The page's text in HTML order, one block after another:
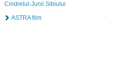
Cindrelul-Junii Sibiului
ASTRA film